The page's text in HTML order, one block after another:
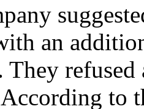
an
refused
to